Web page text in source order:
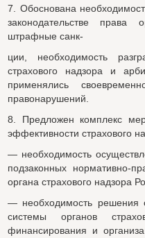
7. Обоснована
законодательстве права
штрафные санк-
ции, необходимость
страхового надзора и
применялись
правонарушений.
8. Предложен комплекс
эффективности страхового
— необходимость
подзаконных нормативно-
органа страхового надзора
— необходимость решения
системы органов
финансирования и